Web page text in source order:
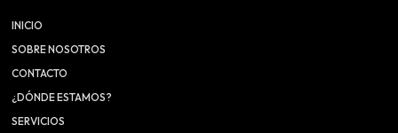
INICIO
SOBRE NOSOTROS
CONTACTO
¿DÓNDE ESTAMOS?
SERVICIOS